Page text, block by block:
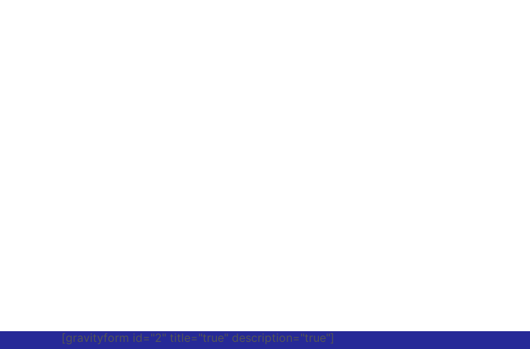
[gravityform id="2" title="true" description="true"]